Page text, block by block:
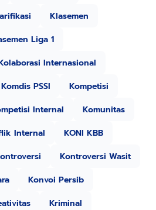
Klasemen
Liga 1
Internasional
Komdis PSSI
Kompetisi
Internal
Komunitas
Internal
KONI KBB
Kontroversi Wasit
Konvoi Persib
Kriminal